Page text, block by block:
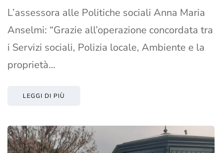
L’assessora alle Politiche sociali Anna Maria
Anselmi: “Grazie all’operazione concordata tra
i Servizi sociali, Polizia locale, Ambiente e la
proprietà…
LEGGI DI PIÙ